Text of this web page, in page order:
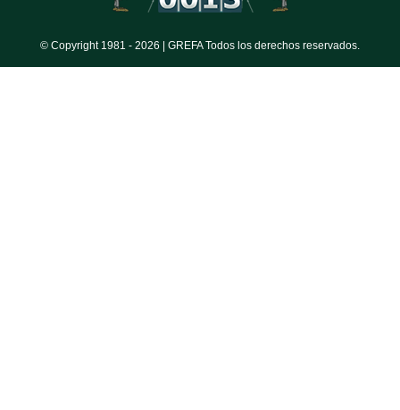
© Copyright 1981 - 2026 | GREFA Todos los derechos reservados.